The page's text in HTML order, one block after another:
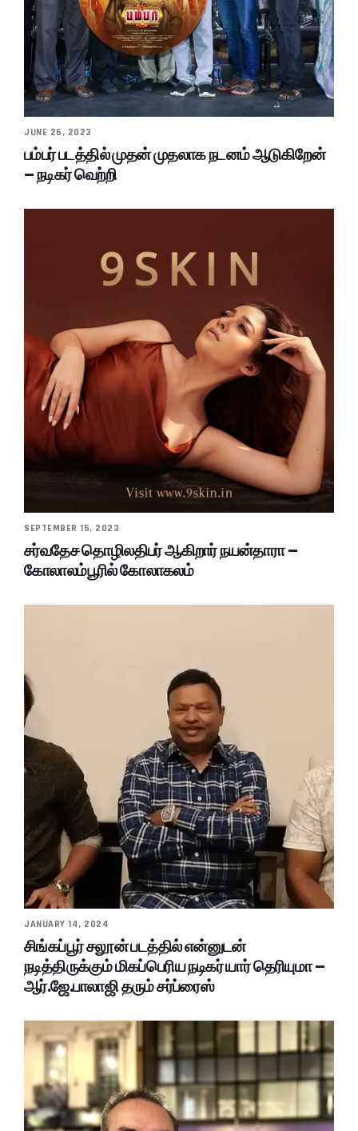
JUNE 26, 2023
பம்பர் படத்தில் முதன் முதலாக நடனம் ஆடுகிறேன்
– நடிகர் வெற்றி
SEPTEMBER 15, 2023
சர்வதேச தொழிலதிபர் ஆகிறார் நயன்தாரா –
கோலாலம்பூரில் கோலாகலம்
JANUARY 14, 2024
சிங்கப்பூர் சலூன் படத்தில் என்னுடன்
நடித்திருக்கும் மிகப்பெரிய நடிகர் யார் தெரியுமா –
ஆர்.ஜே.பாலாஜி தரும் சர்ப்ரைஸ்